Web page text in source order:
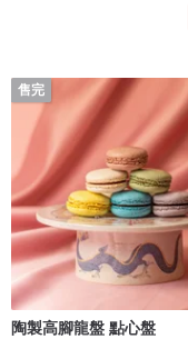
售完
陶製高腳龍盤 點心盤